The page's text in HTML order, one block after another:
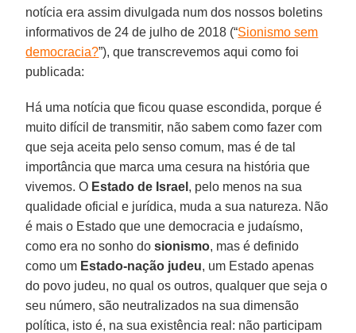
notícia era assim divulgada num dos nossos boletins
informativos de 24 de julho de 2018 (“Sionismo sem
democracia?”), que transcrevemos aqui como foi
publicada:
Há uma notícia que ficou quase escondida, porque é
muito difícil de transmitir, não sabem como fazer com
que seja aceita pelo senso comum, mas é de tal
importância que marca uma cesura na história que
vivemos. O Estado de Israel , pelo menos na sua
qualidade oficial e jurídica, muda a sua natureza. Não
é mais o Estado que une democracia e judaísmo,
como era no sonho dosionismo, mas é definido
como um Estado-nação judeu, um Estado apenas
do povo judeu, no qual os outros, qualquer que seja o
seu número, são neutralizados na sua dimensão
política, isto é, na sua existência real: não participam